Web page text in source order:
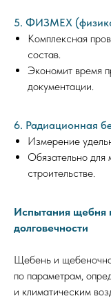
5. ФИЗМЕХ
Комплексная
состав.
Экономит время
документации.
6. Радиационная
Измерение
Обязательно для
строительстве.
Испытания щебня
долговечности
Щебень и
по параметрам,
и климатическим